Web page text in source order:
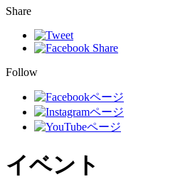
Share
Follow
イベント